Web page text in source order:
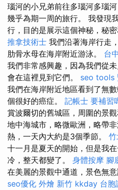
瑙河的小兄弟前往多瑙河多瑙
幾乎為期一周的旅行。 我發現
行，目的是展示這個神秘，秘
推拿技術士 我們沿著海岸行走
肋骨水母在海岸附近游泳。 台
我們非常感興趣，因為我們從
會在這裡見到它們。 seo tools
我們在海岸附近地區看到了無
個很好的癌症。 記帳士 要補習
賞波爾切的舊城區，周圍的景
地中海城市，略微歐洲，略帶
熱，一天內大約是3個季節。
十一月是夏天的開始，但是我
冷，整天都變了。 身體按摩 腳
在美麗的景觀中通道，景色無意
seo優化 外燴 新竹 kkday 台胞